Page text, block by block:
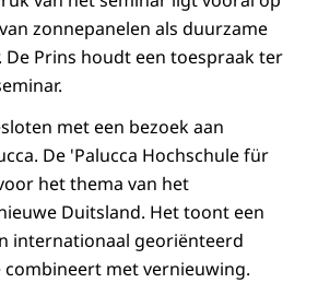
zonnepanelen als duurzame
De Prins houdt een toespraak ter
met een bezoek aan
De 'Palucca Hochschule für
het thema van het
Duitsland. Het toont een
internationaal georiënteerd
met vernieuwing.